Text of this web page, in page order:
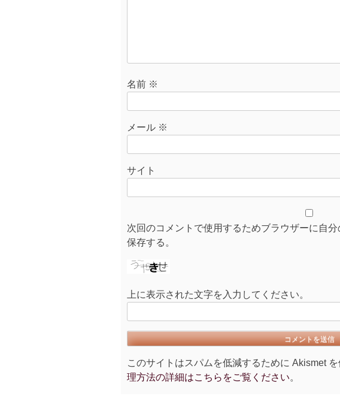
名前 ※
メール ※
サイト
次回のコメントで使用するためブラウザーに自
保存する。
上に表示された文字を入力してください。
このサイトはスパムを低減するために Akismet を
理方法の詳細はこちらをご覧ください。